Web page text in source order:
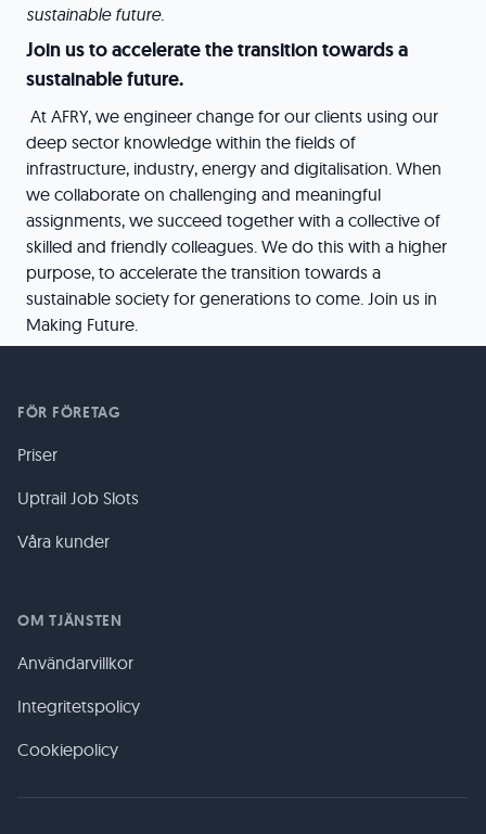
sustainable future.
Join us to accelerate the transition towards a
sustainable future.
At AFRY, we engineer change for our clients using our
deep sector knowledge within the fields of
infrastructure, industry, energy and digitalisation. When
we collaborate on challenging and meaningful
assignments, we succeed together with a collective of
skilled and friendly colleagues. We do this with a higher
purpose, to accelerate the transition towards a
sustainable society for generations to come. Join us in
Making Future.
FÖR FÖRETAG
Priser
Uptrail Job Slots
Våra kunder
OM TJÄNSTEN
Användarvillkor
Integritetspolicy
Cookiepolicy